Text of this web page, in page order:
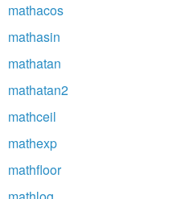
mathacos
mathasin
mathatan
mathatan2
mathceil
mathexp
mathfloor